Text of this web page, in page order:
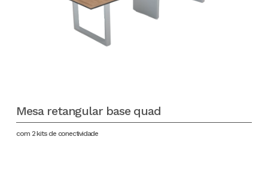
Mesa retangular base quad
com 2 kits de conectividade